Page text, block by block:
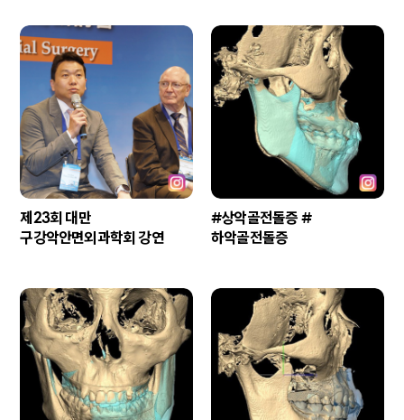
제23회 대만
구강악안면외과학회 강연
#상악골전돌증 #
하악골전돌증